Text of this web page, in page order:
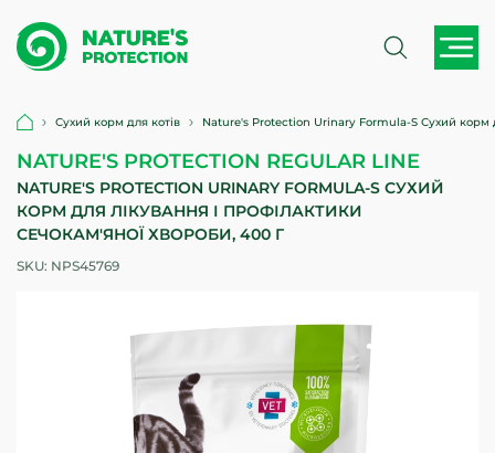
Сухий корм для котів Nature's Protection Urinary Formula-S Сухий корм
NATURE'S PROTECTION REGULAR LINE
NATURE'S PROTECTION URINARY FORMULA-S СУХИЙ
КОРМ ДЛЯ ЛІКУВАННЯ І ПРОФІЛАКТИКИ
СЕЧОКАМ'ЯНОЇ ХВОРОБИ, 400 Г
SKU: NPS45769